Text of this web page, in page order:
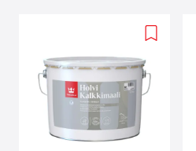
Add
wishlist